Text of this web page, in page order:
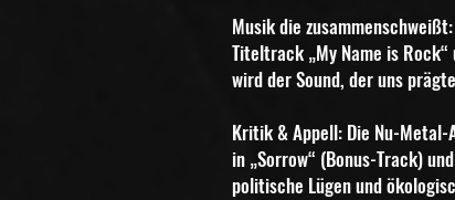
Musik die
Titeltrack „My Name is
wird der Sound, der uns
Kritik & Appell: Die Nu-Metal-
in „Sorrow“ (Bonus-Track)
politische Lügenund